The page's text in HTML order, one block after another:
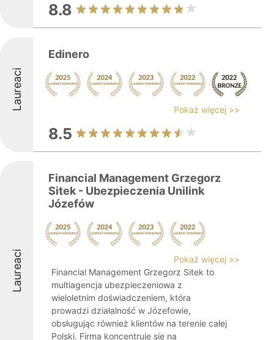
8.8
Laureaci
Edinero
Pokaż więcej >>
8.5
Laureaci
Financial Management Grzegorz
Sitek - Ubezpieczenia Unilink
Józefów
Pokaż więcej >>
Financial Management Grzegorz Sitek to
multiagencja ubezpieczeniowa z
wieloletnim doświadczeniem, która
prowadzi działalność w Józefowie,
obsługując również klientów na terenie całej
Polski. Firma koncentruje się na